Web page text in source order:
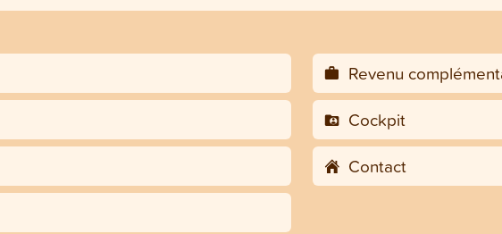
Revenu
Cockpit
Contact